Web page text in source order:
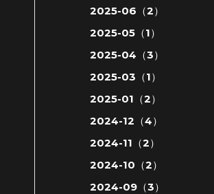
2025-06（2）
2025-05（1）
2025-04（3）
2025-03（1）
2025-01（2）
2024-12（4）
2024-11（2）
2024-10（2）
2024-09（3）